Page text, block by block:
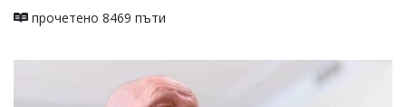
Касабова,
прочетено 8469 пъти